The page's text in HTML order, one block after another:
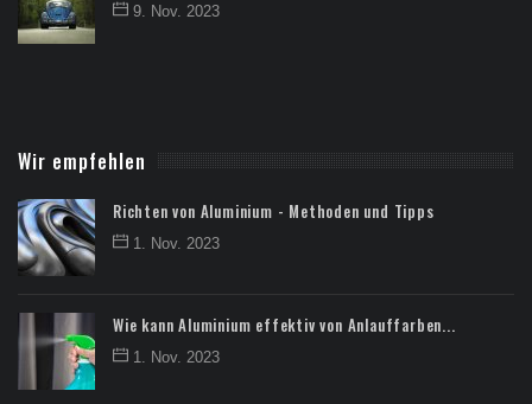
9. Nov. 2023
Wir empfehlen
Richten von Aluminium - Methoden und Tipps
1. Nov. 2023
Wie kann Aluminium effektiv von Anlauffarben...
1. Nov. 2023